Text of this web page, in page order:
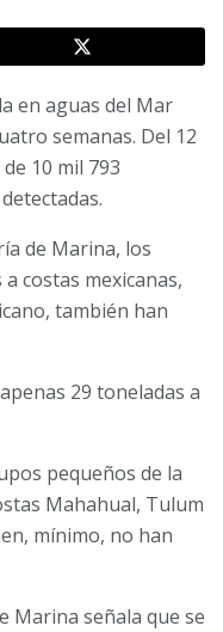
en aguas del Mar
semanas. Del 12
10 mil 793
de Marina, los
costas mexicanas,
también han
29 toneladas a
pequeños de la
Mahahual, Tulum
mínimo, no han
Marina señala que se